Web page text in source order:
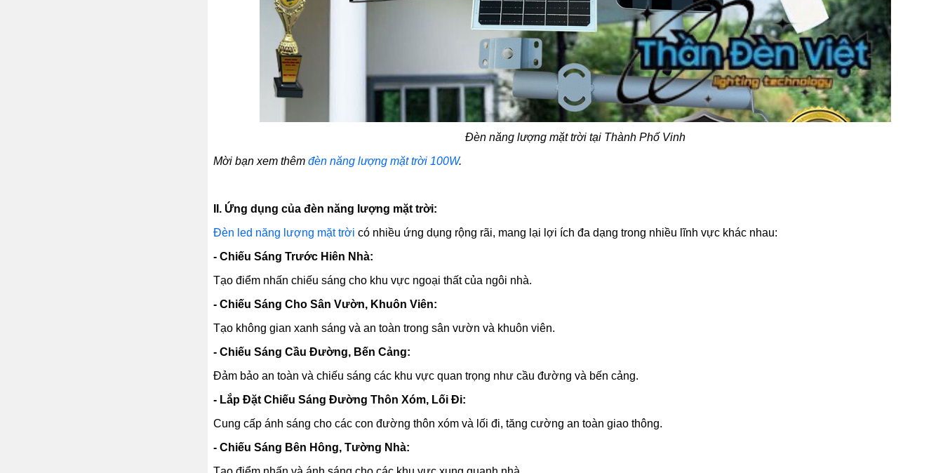
Đèn năng lượng mặt trời tại Thành Phố Vinh
Mời bạn xem thêm đèn năng lượng mặt trời 100W.
II. Ứng dụng của đèn năng lượng mặt trời:
Đèn led năng lượng mặt trời có nhiều ứng dụng rộng rãi, mang lại lợi ích đa dạng trong nhiều lĩnh vực khác nhau:
- Chiếu Sáng Trước Hiên Nhà:
Tạo điểm nhấn chiếu sáng cho khu vực ngoại thất của ngôi nhà.
- Chiếu Sáng Cho Sân Vườn, Khuôn Viên:
Tạo không gian xanh sáng và an toàn trong sân vườn và khuôn viên.
- Chiếu Sáng Cầu Đường, Bến Cảng:
Đảm bảo an toàn và chiếu sáng các khu vực quan trọng như cầu đường và bến cảng.
- Lắp Đặt Chiếu Sáng Đường Thôn Xóm, Lối Đi:
Cung cấp ánh sáng cho các con đường thôn xóm và lối đi, tăng cường an toàn giao thông.
- Chiếu Sáng Bên Hông, Tường Nhà: